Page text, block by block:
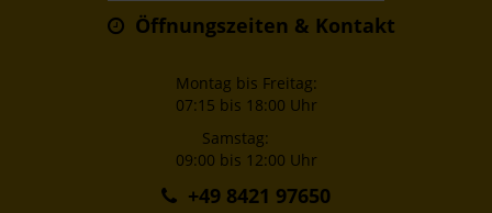
Öffnungszeiten & Kontakt
Montag bis Freitag:
07:15 bis 18:00 Uhr
Samstag:
09:00 bis 12:00 Uhr
+49 8421 97650